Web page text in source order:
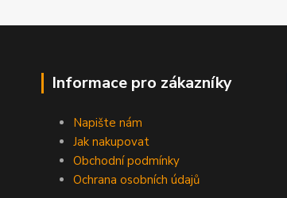
Informace pro zákazníky
Napište nám
Jak nakupovat
Obchodní podmínky
Ochrana osobních údajů